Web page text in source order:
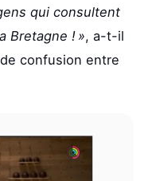
qui consultent
Bretagne ! », a-t-il
confusion entre